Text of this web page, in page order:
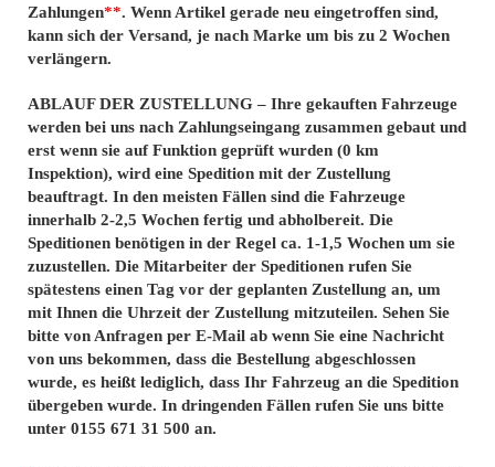
Zahlungen**. Wenn Artikel gerade neu eingetroffen sind,
kann sich der Versand, je nach Marke um bis zu 2 Wochen
verlängern.
ABLAUF DER ZUSTELLUNG – Ihre gekauften Fahrzeuge
werden bei uns nach Zahlungseingang zusammen gebaut und
erst wenn sie auf Funktion geprüft wurden (0 km
Inspektion), wird eine Spedition mit der Zustellung
beauftragt. In den meisten Fällen sind die Fahrzeuge
innerhalb 2-2,5 Wochen fertig und abholbereit. Die
Speditionen benötigen in der Regel ca. 1-1,5 Wochen um sie
zuzustellen. Die Mitarbeiter der Speditionen rufen Sie
spätestens einen Tag vor der geplanten Zustellung an, um
mit Ihnen die Uhrzeit der Zustellung mitzuteilen. Sehen Sie
bitte von Anfragen per E-Mail ab wenn Sie eine Nachricht
von uns bekommen, dass die Bestellung abgeschlossen
wurde, es heißt lediglich, dass Ihr Fahrzeug an die Spedition
übergeben wurde. In dringenden Fällen rufen Sie uns bitte
unter 0155 671 31 500 an.